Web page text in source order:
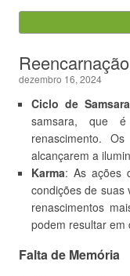
dezembro 16, 2024
Ciclo de Samsara
samsara, que
renascimento.
alcançarem a
Karma: As ações
condições de suas
renascimentos
podem resultar em
Falta de Memória